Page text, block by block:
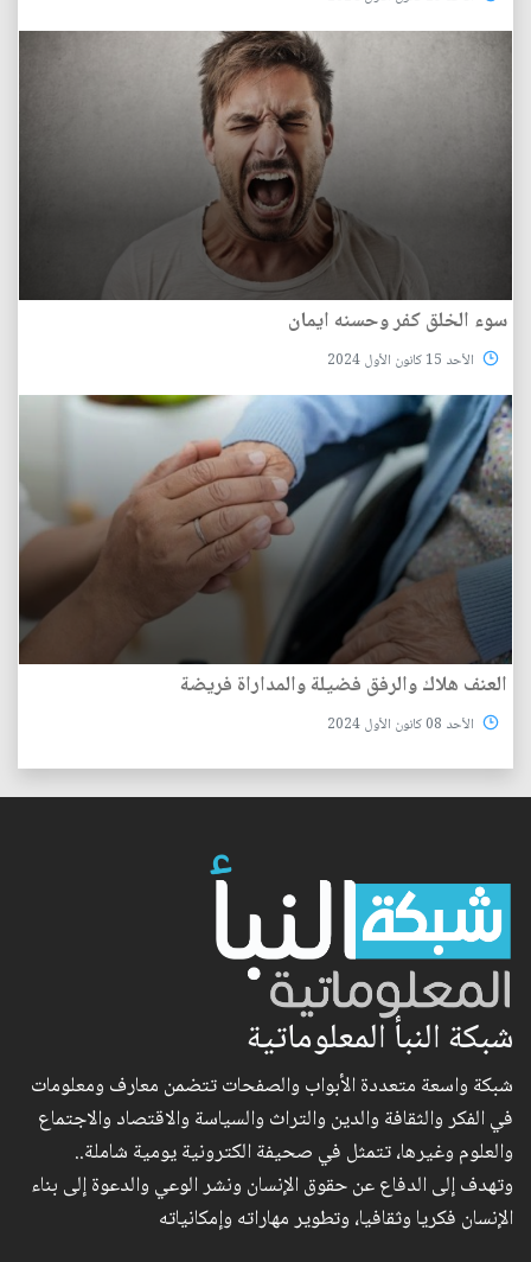
سوء الخلق كفر وحسنه ايمان
الأحد 15 كانون الأول 2024
العنف هلاك والرفق فضيلة والمداراة فريضة
الأحد 08 كانون الأول 2024
شبكة النبأ المعلوماتية
شبكة واسعة متعددة الأبواب والصفحات تتضمن معارف ومعلومات
في الفكر والثقافة والدين والتراث والسياسة والاقتصاد والاجتماع
والعلوم وغيرها، تتمثل في صحيفة الكترونية يومية شاملة..
وتهدف إلى الدفاع عن حقوق الإنسان ونشر الوعي والدعوة إلى بناء
الإنسان فكريا وثقافيا، وتطوير مهاراته وإمكانياته